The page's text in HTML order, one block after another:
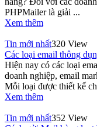
PHPMailer là giải ...
Xem thêm
Tin mới nhất320 View
Các loại email thông
Hiện nay có các loại
doanh nghiệp, email
Mỗi loại được thiết kế
Xem thêm
Tin mới nhất352 View